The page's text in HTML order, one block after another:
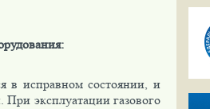
в исправном состоянии, и
При эксплуатации газового